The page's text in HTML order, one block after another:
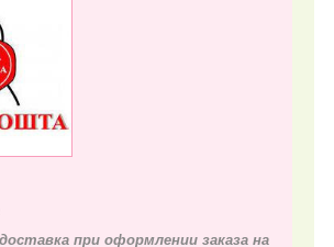
при оформлении заказа на